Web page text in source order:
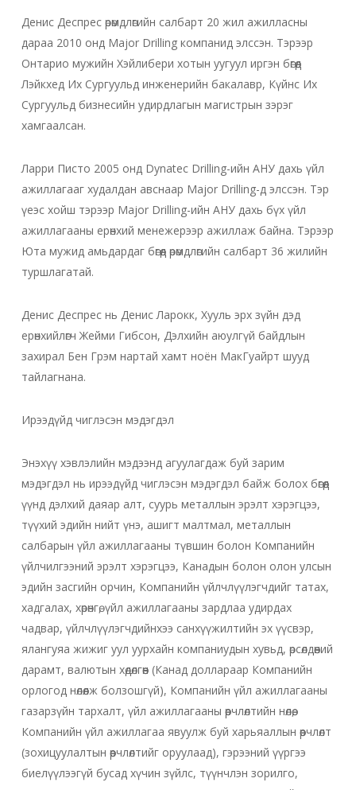
Денис Деспрес өрөмдлөгийн салбарт 20 жил ажилласны
дараа 2010 онд Major Drilling компанид элссэн. Тэрээр
Онтарио мужийн Хэйлибери хотын уугуул иргэн бөгөөд
Лэйкхед Их Сургуульд инженерийн бакалавр, Күйнс Их
Сургуульд бизнесийн удирдлагын магистрын зэрэг
хамгаалсан.
Ларри Писто 2005 онд Dynatec Drilling-ийн АНУ дахь үйл
ажиллагааг худалдан авснаар Major Drilling-д элссэн. Тэр
үеэс хойш тэрээр Major Drilling-ийн АНУ дахь бүх үйл
ажиллагааны ерөнхий менежерээр ажиллаж байна. Тэрээр
Юта мужид амьдардаг бөгөөд өрөмдлөгийн салбарт 36 жилийн
туршлагатай.
Денис Деспрес нь Денис Ларокк, Хууль эрх зүйн дэд
ерөнхийлөгч Жейми Гибсон, Дэлхийн аюулгүй байдлын
захирал Бен Грэм нартай хамт ноён МакГуайрт шууд
тайлагнана.
Ирээдүйд чиглэсэн мэдэгдэл
Энэхүү хэвлэлийн мэдээнд агуулагдаж буй зарим
мэдэгдэл нь ирээдүйд чиглэсэн мэдэгдэл байж болох бөгөөд
үүнд дэлхий даяар алт, суурь металлын эрэлт хэрэгцээ,
түүхий эдийн нийт үнэ, ашигт малтмал, металлын
салбарын үйл ажиллагааны түвшин болон Компанийн
үйлчилгээний эрэлт хэрэгцээ, Канадын болон олон улсын
эдийн засгийн орчин, Компанийн үйлчлүүлэгчдийг татах,
хадгалах, хөрөнгө, үйл ажиллагааны зардлаа удирдах
чадвар, үйлчлүүлэгчдийнхээ санхүүжилтийн эх үүсвэр,
ялангуяа жижиг уул уурхайн компаниудын хувьд, өрсөлдөөний
дарамт, валютын хөдөлгөөн (Канад доллараар Компанийн
орлогод нөлөөлж болзошгүй), Компанийн үйл ажиллагааны
газарзүйн тархалт, үйл ажиллагааны өөрчлөлтийн нөлөө,
Компанийн үйл ажиллагаа явуулж буй харьяаллын өөрчлөлт
(зохицуулалтын өөрчлөлтийг оруулаад), гэрээний үүргээ
биелүүлээгүй бусад хүчин зүйлс, түүнчлэн зорилго,